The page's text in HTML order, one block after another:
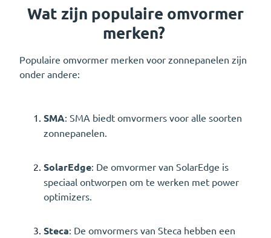
Wat zijn populaire omvormer
merken?
Populaire omvormer merken voor zonnepanelen zijn
onder andere:
SMA: SMA biedt omvormers voor alle soorten
zonnepanelen.
SolarEdge: De omvormer van SolarEdge is
speciaal ontworpen om te werken met power
optimizers.
Steca: De omvormers van Steca hebben een